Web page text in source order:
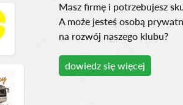
Masz firmę i potrzebujesz
A może jesteś osobą
na rozwój naszego klubu?
dowiedz się więcej